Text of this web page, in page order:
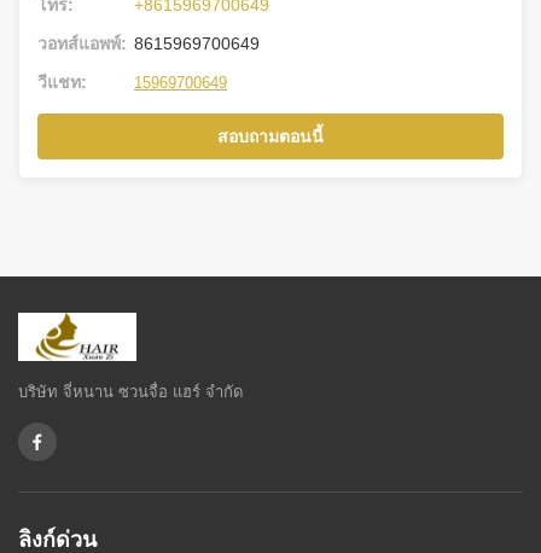
โทร:
+8615969700649
วอทส์แอพพ์: 8615969700649
วีแชท:
15969700649
สอบถามตอนนี้
บริษัท จี่หนาน ซวนจื่อ แฮร์ จำกัด
ลิงก์ด่วน